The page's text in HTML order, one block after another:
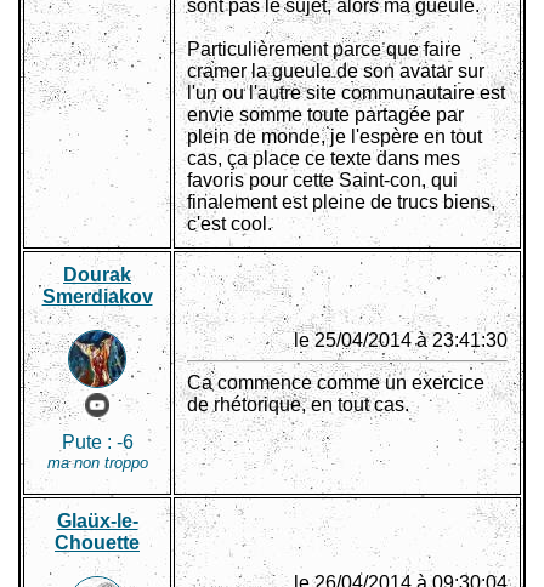
sont pas le sujet, alors ma gueule.
Particulièrement parce que faire
cramer la gueule de son avatar sur
l'un ou l'autre site communautaire est
envie somme toute partagée par
plein de monde, je l'espère en tout
cas, ça place ce texte dans mes
favoris pour cette Saint-con, qui
finalement est pleine de trucs biens,
c'est cool.
Dourak
Smerdiakov
Pute : -6
ma non troppo
le 25/04/2014 à 23:41:30
Ca commence comme un exercice
de rhétorique, en tout cas.
Glaüx-le-
Chouette